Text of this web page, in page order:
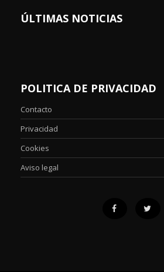
ÚLTIMAS NOTICIAS
POLITICA DE PRIVACIDAD
Contacto
Privacidad
Cookies
Aviso legal